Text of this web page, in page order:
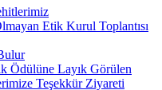
Etik Kurul Toplantısı
Ödülüne Layık Görülen
Teşekkür Ziyareti